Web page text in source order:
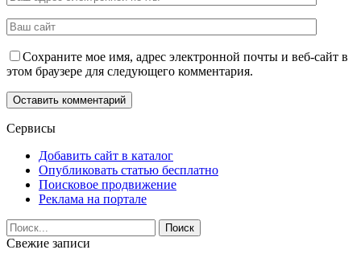
Сохраните мое имя, адрес электронной почты и веб-сайт в
этом браузере для следующего комментария.
Сервисы
Добавить сайт в каталог
Опубликовать статью бесплатно
Поисковое продвижение
Реклама на портале
Свежие записи